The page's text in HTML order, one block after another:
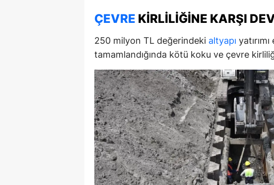
Diyarbakır
Edirne
Elazığ
Erzincan
Erzurum
Eskişehir
Gaziantep
Giresun
ÇEVRE KIRLILIĞINE KARŞI
250 milyon TL değerindeki altyapı
tamamlandığında kötü koku ve çevre